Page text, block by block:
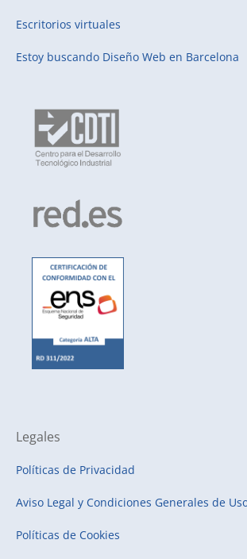
Escritorios virtuales
Estoy buscando Diseño Web en Barcelona
Legales
Políticas de Privacidad
Aviso Legal y Condiciones Generales de
Políticas de Cookies